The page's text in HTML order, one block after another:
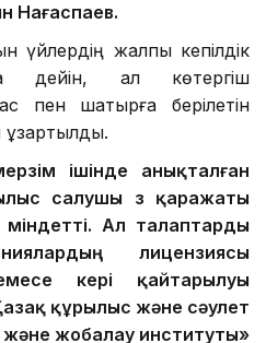
Нағаспаев.
үйлердің жалпы кепілдік
дейін, ал көтергіш
пен шатырға берілетін
ұзартылды.
ішінде анықталған
салушы өз қаражаты
Ал талаптарды
лицензиясы
кері қайтарылуы
құрылыс және сәулет
жобалау институты»